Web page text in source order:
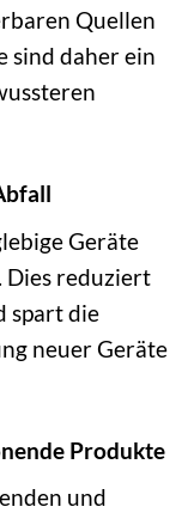
Quellen
sind daher ein
Geräte
Dies reduziert
spart die
neuer Geräte
Produkte
und